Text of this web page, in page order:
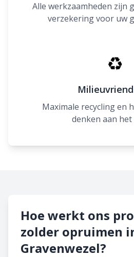
Alle werkzaamheden zijn
verzekering voor uw
♻
Maximale recycling en
denken aan het
Hoe werkt ons
zolder opruimen
Gravenwezel?